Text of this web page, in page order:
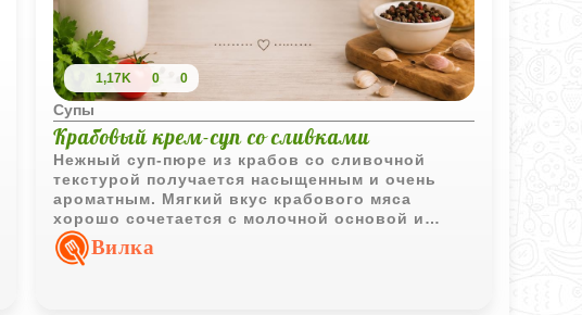
1,17K 0 0
Супы
Крабовый крем-суп со сливками
Нежный суп-пюре из крабов со сливочной
текстурой получается насыщенным и очень
ароматным. Мягкий вкус крабового мяса
хорошо сочетается с молочной основой и
хрустящими гренками.
Вилка